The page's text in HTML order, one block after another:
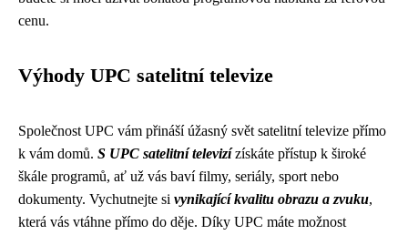
cenu.
Výhody UPC satelitní televize
Společnost UPC vám přináší úžasný svět satelitní televize přímo
k vám domů. S UPC satelitní televizízískáte přístup k široké
škále programů, ať už vás baví filmy, seriály, sport nebo
dokumenty. Vychutnejte si vynikající kvalitu obrazu a zvuku,
která vás vtáhne přímo do děje. Díky UPC máte možnost